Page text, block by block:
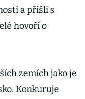
a přišli s
hovoří o
zemích jako je
Konkuruje